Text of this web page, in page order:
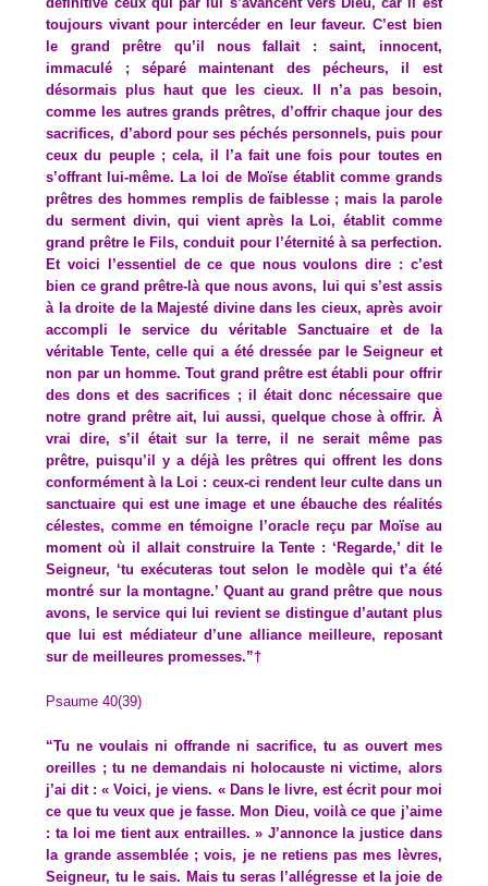
toujours vivant pour intercéder en leur faveur. C’est bien
le grand prêtre qu’il nous fallait : saint, innocent,
immaculé ; séparé maintenant des pécheurs, il est
désormais plus haut que les cieux. Il n’a pas besoin,
comme les autres grands prêtres, d’offrir chaque jour des
sacrifices, d’abord pour ses péchés personnels, puis pour
ceux du peuple ; cela, il l’a fait une fois pour toutes en
s’offrant lui-même. La loi de Moïse établit comme grands
prêtres des hommes remplis de faiblesse ; mais la parole
du serment divin, qui vient après la Loi, établit comme
grand prêtre le Fils, conduit pour l’éternité à sa perfection.
Et voici l’essentiel de ce que nous voulons dire : c’est
bien ce grand prêtre-là que nous avons, lui qui s’est assis
à la droite de la Majesté divine dans les cieux, après avoir
accompli le service du véritable Sanctuaire et de la
véritable Tente, celle qui a été dressée par le Seigneur et
non par un homme. Tout grand prêtre est établi pour offrir
des dons et des sacrifices ; il était donc nécessaire que
notre grand prêtre ait, lui aussi, quelque chose à offrir. À
vrai dire, s’il était sur la terre, il ne serait même pas
prêtre, puisqu’il y a déjà les prêtres qui offrent les dons
conformément à la Loi : ceux-ci rendent leur culte dans un
sanctuaire qui est une image et une ébauche des réalités
célestes, comme en témoigne l’oracle reçu par Moïse au
moment où il allait construire la Tente : ‘Regarde,’ dit le
Seigneur, ‘tu exécuteras tout selon le modèle qui t’a été
montré sur la montagne.’ Quant au grand prêtre que nous
avons, le service qui lui revient se distingue d’autant plus
que lui est médiateur d’une alliance meilleure, reposant
sur de meilleures promesses.”†
Psaume 40(39)
“Tu ne voulais ni offrande ni sacrifice, tu as ouvert mes
oreilles ; tu ne demandais ni holocauste ni victime, alors
j’ai dit : « Voici, je viens. « Dans le livre, est écrit pour moi
ce que tu veux que je fasse. Mon Dieu, voilà ce que j’aime
: ta loi me tient aux entrailles. » J’annonce la justice dans
la grande assemblée ; vois, je ne retiens pas mes lèvres,
Seigneur, tu le sais. Mais tu seras l’allégresse et la joie de